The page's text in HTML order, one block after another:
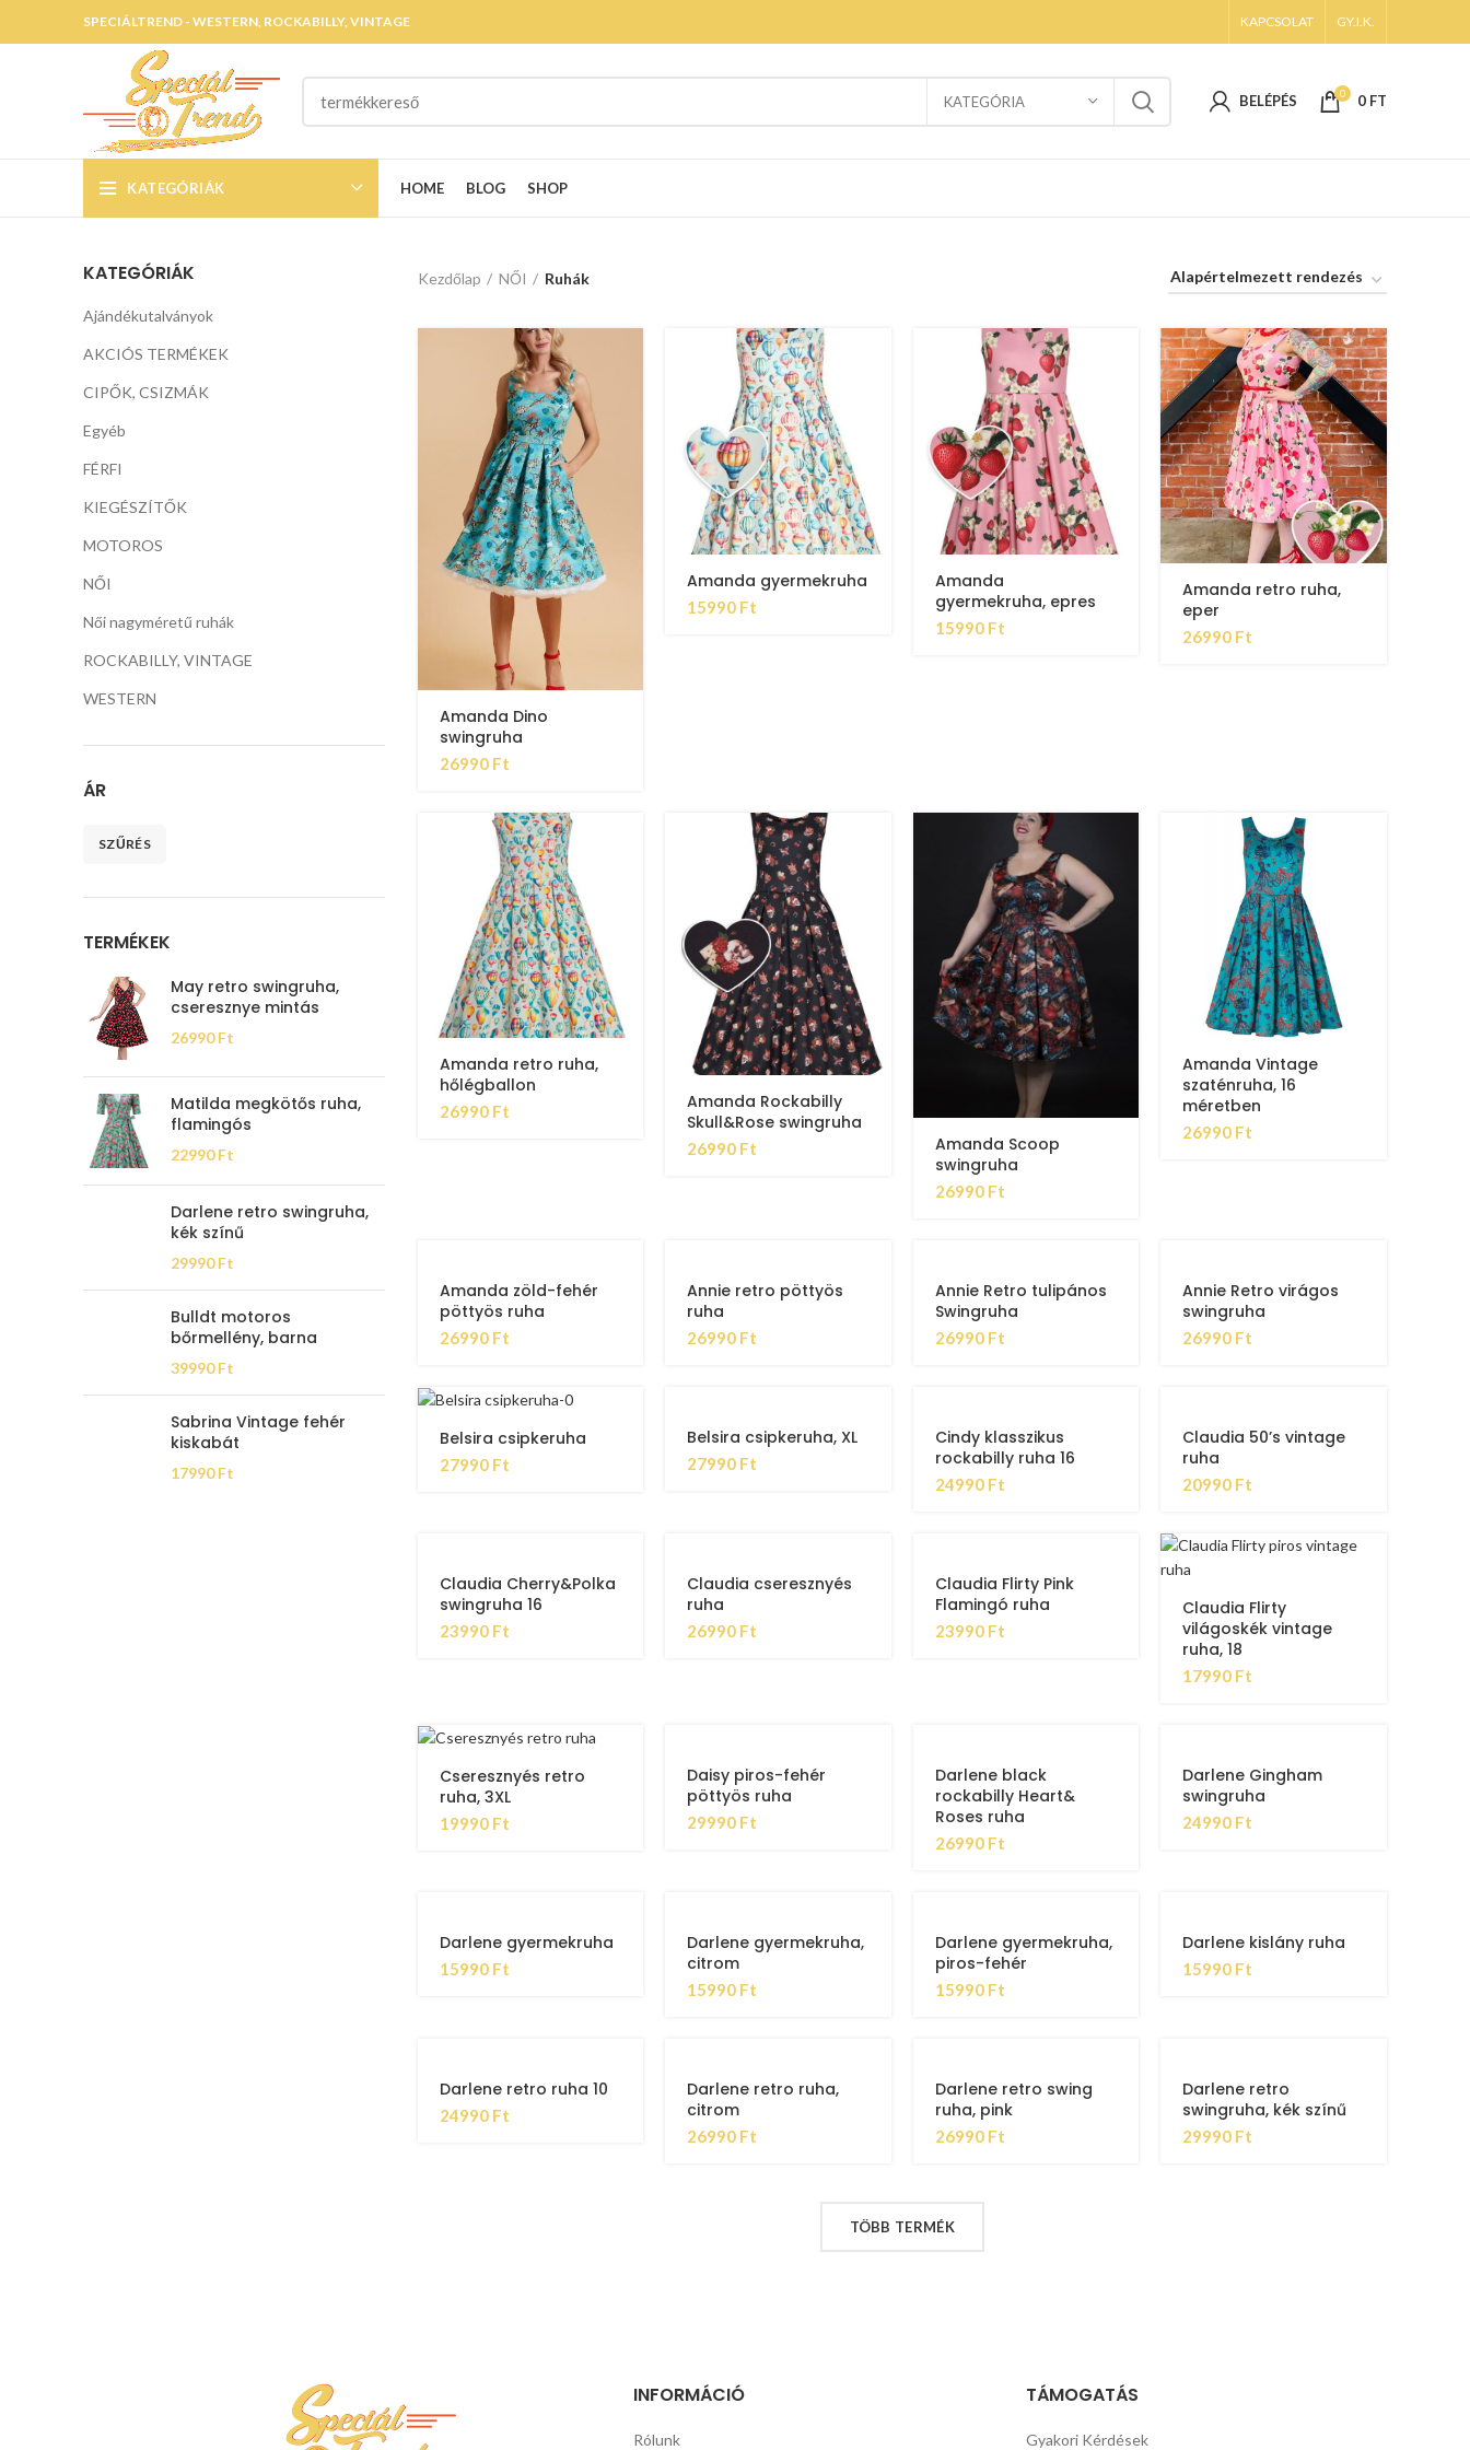
SPECIÁLTREND - WESTERN, ROCKABILLY, VINTAGE KAPCSOLAT GY.I.K.
KATEGÓRIA BELÉPÉS 0 0 FT
KATEGÓRIÁK HOME BLOG SHOP
KATEGÓRIÁK
Ajándékutalványok
AKCIÓS TERMÉKEK
CIPŐK, CSIZMÁK
Egyéb
FÉRFI
KIEGÉSZÍTŐK
MOTOROS
NŐI
Női nagyméretű ruhák
ROCKABILLY, VINTAGE
WESTERN
ÁR
SZŰRÉS
TERMÉKEK
May retro swingruha,
cseresznye mintás
26990Ft
Matilda megkötős ruha,
flamingós
22990Ft
Darlene retro swingruha,
kék színű
29990Ft
Bulldt motoros
bőrmellény, barna
39990Ft
Sabrina Vintage fehér
kiskabát
17990Ft
Kezdőlap NŐI Ruhák
Amanda Dino
swingruha
26990 Ft
Amanda gyermekruha
15990 Ft
Amanda
gyermekruha, epres
15990 Ft
Amanda retro ruha,
eper
26990 Ft
Amanda retro ruha,
hőlégballon
26990 Ft
Amanda Rockabilly
Skull&Rose swingruha
26990 Ft
Amanda Scoop
swingruha
26990 Ft
Amanda Vintage
szaténruha, 16
méretben
26990 Ft
Amanda zöld-fehér
pöttyös ruha
26990 Ft
Annie retro pöttyös
ruha
26990 Ft
Annie Retro tulipános
Swingruha
26990 Ft
Annie Retro virágos
swingruha
26990 Ft
Belsira csipkeruha
27990 Ft
Belsira csipkeruha, XL
27990 Ft
Cindy klasszikus
rockabilly ruha 16
24990 Ft
Claudia 50’s vintage
ruha
20990 Ft
Claudia Cherry&Polka
swingruha 16
23990 Ft
Claudia cseresznyés
ruha
26990 Ft
Claudia Flirty Pink
Flamingó ruha
23990 Ft
Claudia Flirty
világoskék vintage
ruha, 18
17990 Ft
Cseresznyés retro
ruha, 3XL
19990 Ft
Daisy piros-fehér
pöttyös ruha
29990 Ft
Darlene black
rockabilly Heart&
Roses ruha
26990 Ft
Darlene Gingham
swingruha
24990 Ft
Darlene gyermekruha
15990 Ft
Darlene gyermekruha,
citrom
15990 Ft
Darlene gyermekruha,
piros-fehér
15990 Ft
Darlene kislány ruha
15990 Ft
Darlene retro ruha 10
24990 Ft
Darlene retro ruha,
citrom
26990 Ft
Darlene retro swing
ruha, pink
26990 Ft
Darlene retro
swingruha, kék színű
29990 Ft
TÖBB TERMÉK
INFORMÁCIÓ
Rólunk
TÁMOGATÁS
Gyakori Kérdések